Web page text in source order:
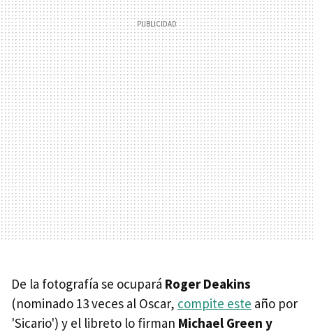
De la fotografía se ocupará Roger Deakins
(nominado 13 veces al Oscar, compite este año por
'Sicario') y el libreto lo firman Michael Green y